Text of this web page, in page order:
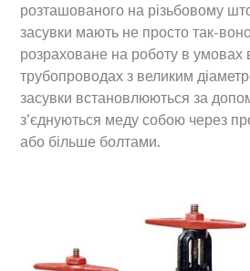
розташованого на різьбовому
засувки мають не просто так-
розраховане на роботу в умовах
трубопроводах з великим
засувки встановлюються за
з’єднуються меду собою через
або більше болтами.